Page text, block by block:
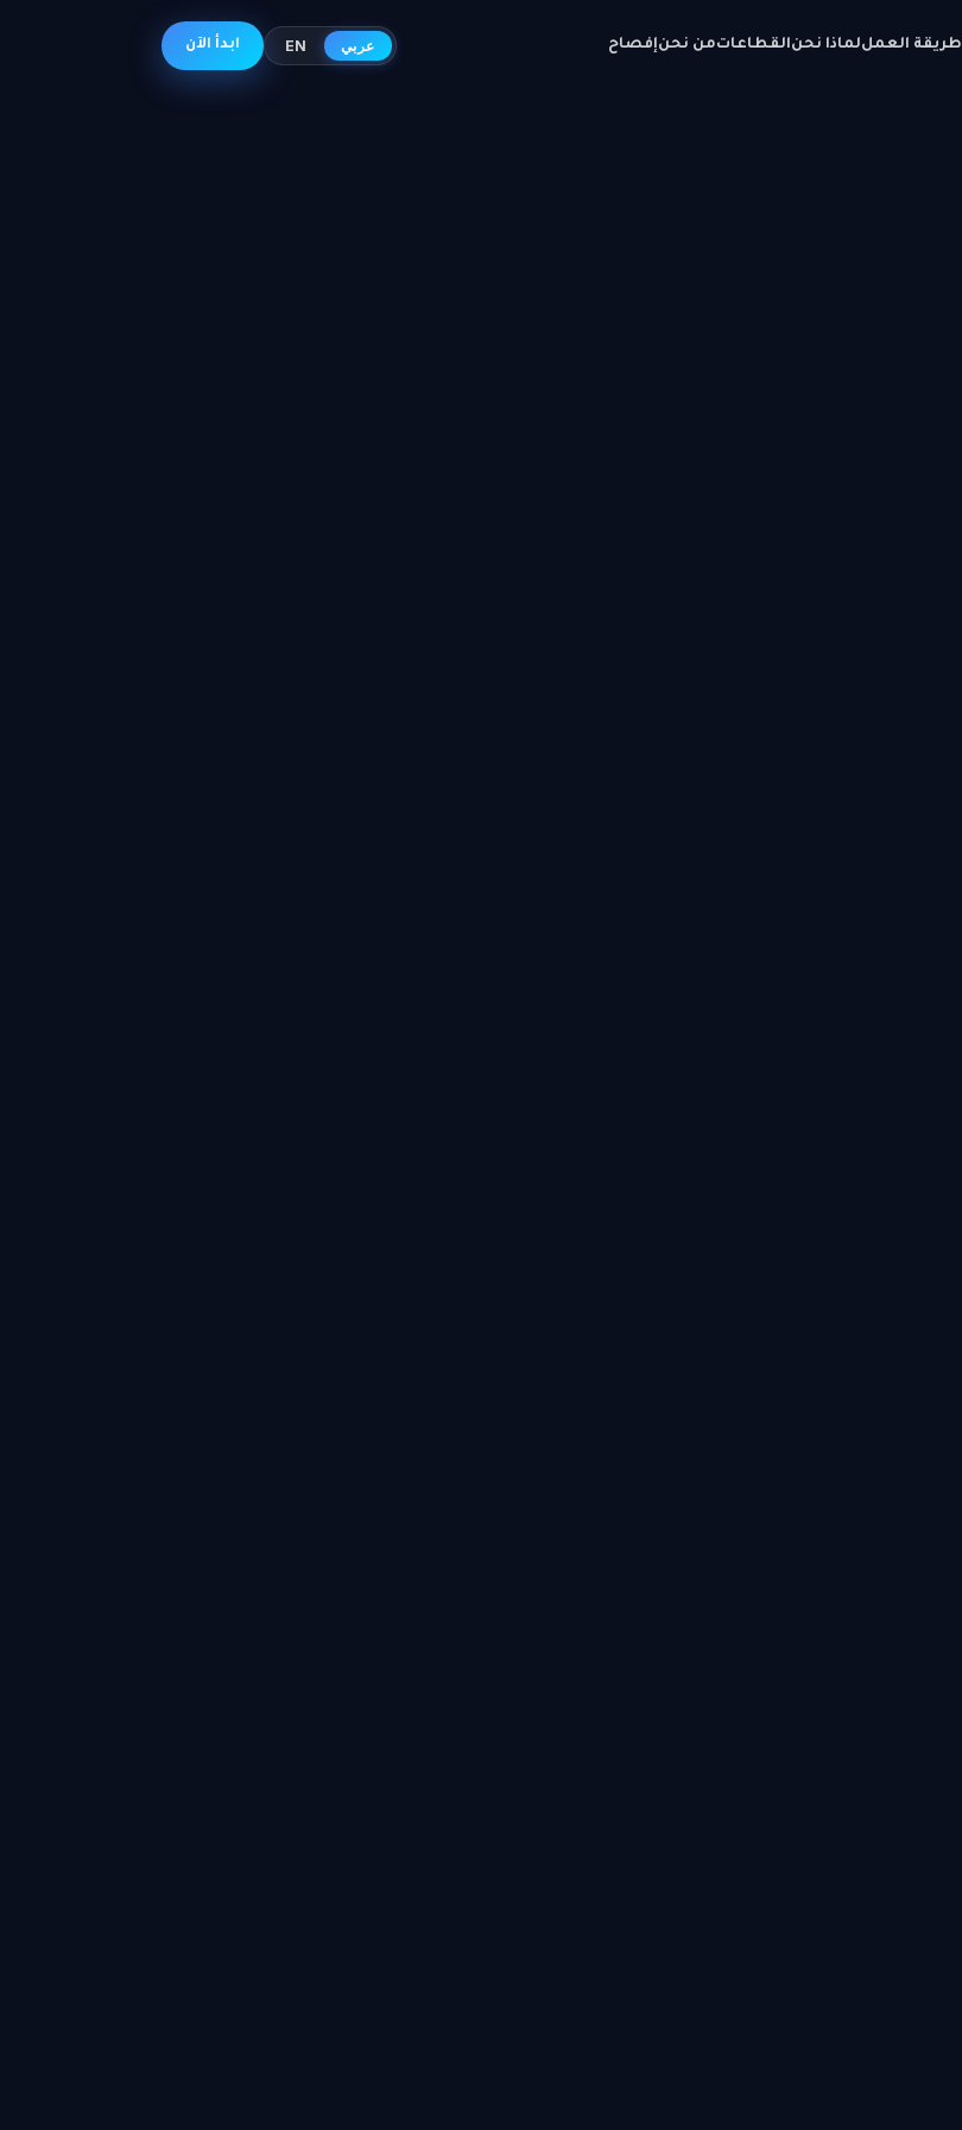
طريقة العمللماذا نحنالقطاعاتمن نحنإفصاح عربي EN ابدأ الآن